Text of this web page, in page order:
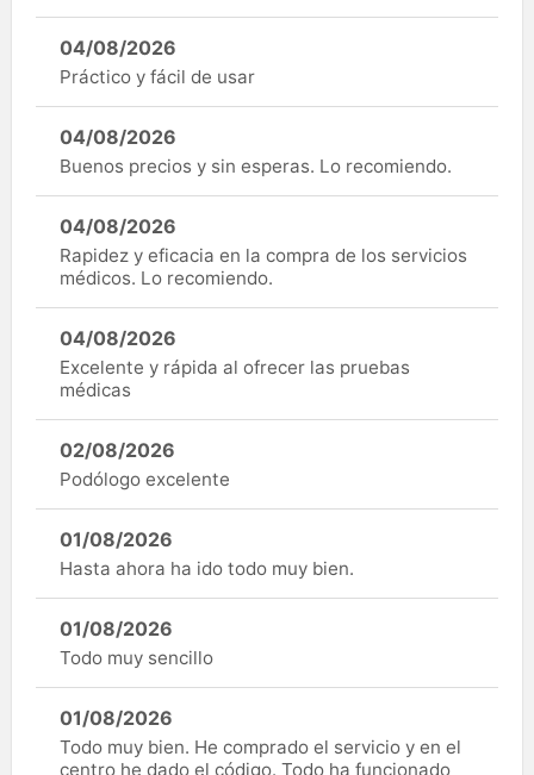
04/08/2026
Práctico y fácil de usar
04/08/2026
Buenos precios y sin esperas. Lo recomiendo.
04/08/2026
Rapidez y eficacia en la compra de los servicios
médicos. Lo recomiendo.
04/08/2026
Excelente y rápida al ofrecer las pruebas
médicas
02/08/2026
Podólogo excelente
01/08/2026
Hasta ahora ha ido todo muy bien.
01/08/2026
Todo muy sencillo
01/08/2026
Todo muy bien. He comprado el servicio y en el
centro he dado el código. Todo ha funcionado